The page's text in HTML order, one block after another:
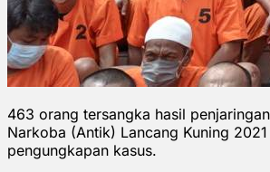
463 orang tersangka hasil
Narkoba (Antik) Lancang Kuning
pengungkapan kasus.